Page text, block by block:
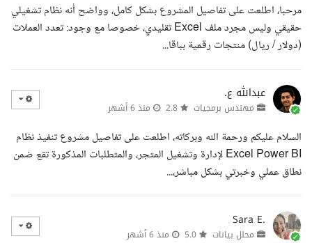
مرحبا، اطلعت على تفاصيل المشروع بشكل كامل، وواضح أنه نظام تشغيلي
حقيقي وليس مجرد ملف Excel تقليدي، خصوصا مع وجود: تعدد العملات
(دولار / ريال) منتجات رقمية بباقا...
عبدالله ع.
مهندس برمجيات منذ 6 أشهر
السلام عليكم ورحمة الله وبركاته، اطلعت على تفاصيل مشروع تنفيذ نظام
Excel Power BI لإدارة وتشغيل المتجر، والمتطلبات المذكورة تقع ضمن
نطاق عملي وخبرتي بشكل مباشر،...
Sara E.
محلل بيانات منذ 6 أشهر